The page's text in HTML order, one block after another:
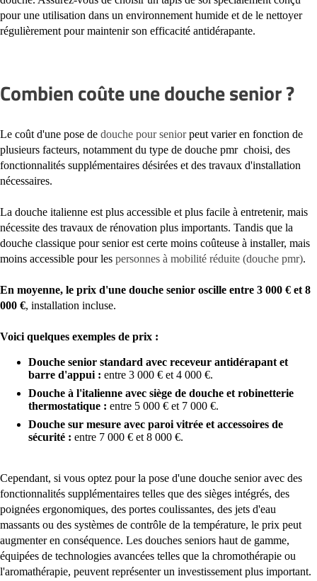
pour une utilisation dans un environnement humide et de le nettoyer
régulièrement pour maintenir son efficacité antidérapante.
Combien coûte une douche senior ?
Le coût d'une pose de douche pour seniorpeut varier en fonction de
plusieurs facteurs, notamment du type de douche pmr choisi, des
fonctionnalités supplémentaires désirées et des travaux d'installation
nécessaires.
La douche italienne est plus accessible et plus facile à entretenir, mais
nécessite des travaux de rénovation plus importants. Tandis que la
douche classique pour senior est certe moins coûteuse à installer, mais
moins accessible pour les personnes à mobilité réduite (douche pmr).
En moyenne, le prix d'une douche senior oscille entre 3 000 € et 8
000 €, installation incluse.
Voici quelques exemples de prix :
Douche senior standard avec receveur antidérapant et
barre d'appui : entre 3 000 € et 4 000 €.
Douche à l'italienne avec siège de douche et robinetterie
thermostatique : entre 5 000 € et 7 000 €.
Douche sur mesure avec paroi vitrée et accessoires de
sécurité : entre 7 000 € et 8 000 €.
Cependant, si vous optez pour la pose d'une douche senior avec des
fonctionnalités supplémentaires telles que des sièges intégrés, des
poignées ergonomiques, des portes coulissantes, des jets d'eau
massants ou des systèmes de contrôle de la température, le prix peut
augmenter en conséquence. Les douches seniors haut de gamme,
équipées de technologies avancées telles que la chromothérapie ou
l'aromathérapie, peuvent représenter un investissement plus important.